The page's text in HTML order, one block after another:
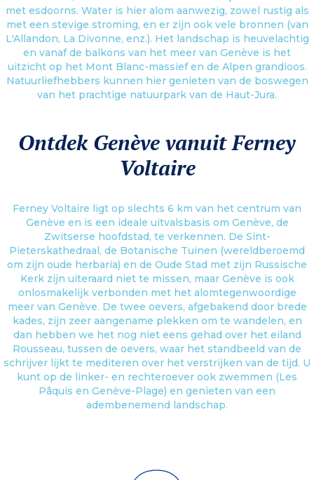
met esdoorns. Water is hier alom aanwezig, zowel rustig als
met een stevige stroming, en er zijn ook vele bronnen (van
L'Allandon, La Divonne, enz.). Het landschap is heuvelachtig
en vanaf de balkons van het meer van Genève is het
uitzicht op het Mont Blanc-massief en de Alpen grandioos.
Natuurliefhebbers kunnen hier genieten van de boswegen
van het prachtige natuurpark van de Haut-Jura.
Ontdek Genève vanuit Ferney
Voltaire
Ferney Voltaire ligt op slechts 6 km van het centrum van
Genève en is een ideale uitvalsbasis om Genève, de
Zwitserse hoofdstad, te verkennen. De Sint-
Pieterskathedraal, de Botanische Tuinen (wereldberoemd
om zijn oude herbaria) en de Oude Stad met zijn Russische
Kerk zijn uiteraard niet te missen, maar Genève is ook
onlosmakelijk verbonden met het alomtegenwoordige
meer van Genève. De twee oevers, afgebakend door brede
kades, zijn zeer aangename plekken om te wandelen, en
dan hebben we het nog niet eens gehad over het eiland
Rousseau, tussen de oevers, waar het standbeeld van de
schrijver lijkt te mediteren over het verstrijken van de tijd. U
kunt op de linker- en rechteroever ook zwemmen (Les
Pâquis en Genève-Plage) en genieten van een
adembenemend landschap.